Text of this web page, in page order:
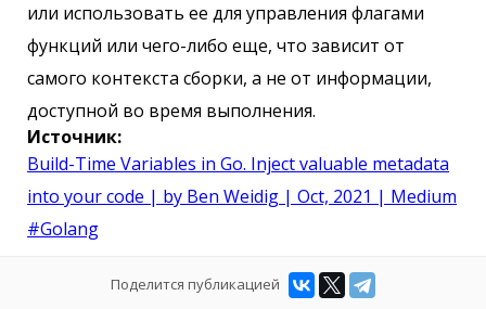
или использовать ее для управления флагами
функций или чего-либо еще, что зависит от
самого контекста сборки, а не от информации,
доступной во время выполнения.
Источник:
Build-Time Variables in Go. Inject valuable metadata
into your code | by Ben Weidig | Oct, 2021 | Medium
#Golang
Поделится публикацией